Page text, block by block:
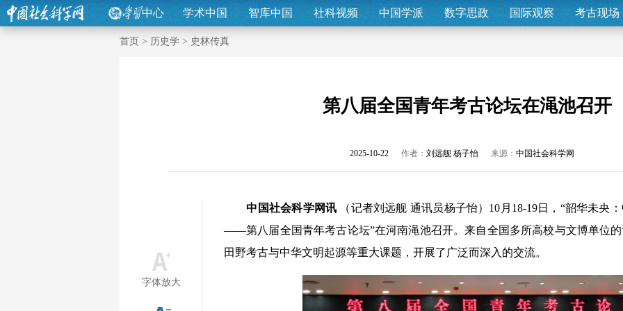
中心 学术中国 智库中国 社科视频 中国学派 数字思政 国际观察 考古现场
首页 > 历史学 > 史林传真
第八届全国青年考古论坛在渑池召开
2025-10-22 作者： 刘远舰 杨子怡 来源： 中国社会科学网
字体放大
中国社会科学网讯
（记者刘远舰 通讯员杨子怡）10月18-19日，“韶华未央
——第八届全国青年考古论坛”在河南渑池召开。来自全国多所高校与文博单位
田野考古与中华文明起源等重大课题，开展了广泛而深入的交流。